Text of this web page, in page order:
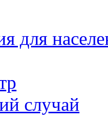
для
случай